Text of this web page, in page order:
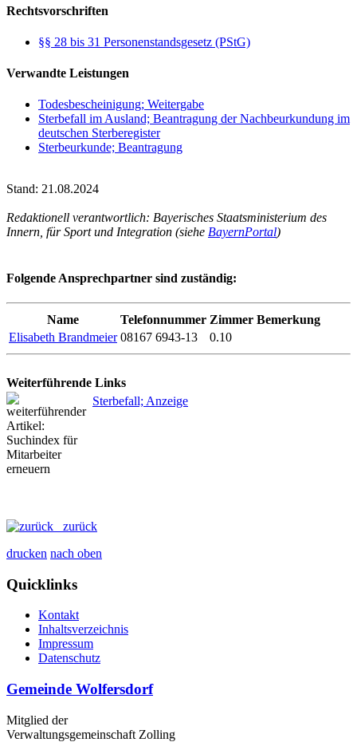
Rechtsvorschriften
§§ 28 bis 31 Personenstandsgesetz (PStG)
Verwandte Leistungen
Todesbescheinigung; Weitergabe
Sterbefall im Ausland; Beantragung der Nachbeurkundung im
deutschen Sterberegister
Sterbeurkunde; Beantragung
Stand: 21.08.2024
Redaktionell verantwortlich: Bayerisches Staatsministerium des
Innern, für Sport und Integration (siehe BayernPortal)
Folgende Ansprechpartner sind zuständig:
Name Telefonnummer Zimmer Bemerkung
Elisabeth Brandmeier 08167 6943-13 0.10
Weiterführende Links
Sterbefall; Anzeige
zurück
drucken nach oben
Quicklinks
Kontakt
Inhaltsverzeichnis
Impressum
Datenschutz
Gemeinde Wolfersdorf
Mitglied der
Verwaltungsgemeinschaft Zolling